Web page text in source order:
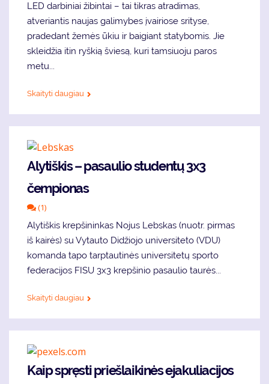
LED darbiniai žibintai – tai tikras atradimas,
atveriantis naujas galimybes įvairiose srityse,
pradedant žemės ūkiu ir baigiant statybomis. Jie
skleidžia itin ryškią šviesą, kuri tamsiuoju paros
metu...
Skaityti daugiau
Alytiškis – pasaulio studentų 3x3
čempionas
(1)
Alytiškis krepšininkas Nojus Lebskas (nuotr. pirmas
iš kairės) su Vytauto Didžiojo universiteto (VDU)
komanda tapo tarptautinės universitetų sporto
federacijos FISU 3x3 krepšinio pasaulio taurės...
Skaityti daugiau
Kaip spręsti priešlaikinės ejakuliacijos